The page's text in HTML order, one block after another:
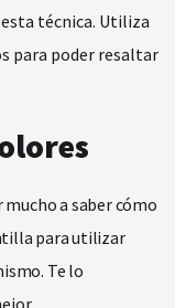
técnica. Utiliza
para poder resaltar
mucho a saber cómo
para utilizar
Te lo